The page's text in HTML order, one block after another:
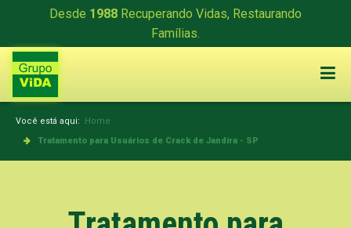
Desde 1988 Recuperando Vidas, Restaurando
Famílias.
Você está aqui: Home
Tratamento para Usuários de Crack de Jandira - SP